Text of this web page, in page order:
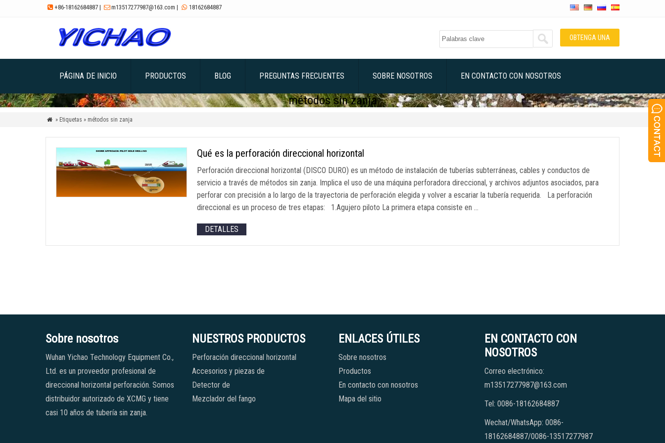
 +86-18162684887 | m13517277987@163.com |  18162684887
OBTENGA UNA
PÁGINA DE INICIO PRODUCTOS BLOG PREGUNTAS FRECUENTES SOBRE NOSOTROS EN CONTACTO CON NOSOTROS
métodos sin zanja
 » Etiquetas » métodos sin zanja
Qué es la perforación direccional horizontal
Perforación direccional horizontal (DISCO DURO) es un método de instalación de tuberías subterráneas, cables y conductos de
servicio a través de métodos sin zanja. Implica el uso de una máquina perforadora direccional, y archivos adjuntos asociados, para
perforar con precisión a lo largo de la trayectoria de perforación elegida y volver a escariar la tubería requerida. La perforación
direccional es un proceso de tres etapas: 1.Agujero piloto La primera etapa consiste en …
DETALLES
Sobre nosotros
Wuhan Yichao Technology Equipment Co.,
Ltd. es un proveedor profesional de
direccional horizontal perforación. Somos
distribuidor autorizado de XCMG y tiene
casi 10 años de tubería sin zanja.
NUESTROS PRODUCTOS
Perforación direccional horizontal
Accesorios y piezas de
Detector de
Mezclador del fango
ENLACES ÚTILES
Sobre nosotros
Productos
En contacto con nosotros
Mapa del sitio
EN CONTACTO CON
NOSOTROS
Correo electrónico:
m13517277987@163.com
Tel: 0086-18162684887
Wechat/WhatsApp: 0086-
18162684887/0086-13517277987